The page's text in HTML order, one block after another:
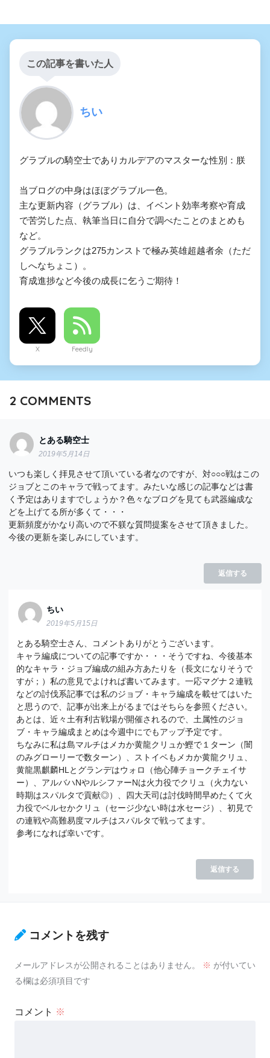
この記事を書いた人
ちい
グラブルの騎空士でありカルデアのマスターな性別：朕
当ブログの中身はほぼグラブル一色。
主な更新内容（グラブル）は、イベント効率考察や育成
で苦労した点、執筆当日に自分で調べたことのまとめも
など。
グラブルランクは275カンストで極み英雄超越者余（ただ
しへなちょこ）。
育成進捗など今後の成長に乞うご期待！
X Feedly
2 COMMENTS
とある騎空士
2019年5月14日
いつも楽しく拝見させて頂いている者なのですが、対○○○戦はこの
ジョブとこのキャラで戦ってます。みたいな感じの記事などは書
く予定はありますでしょうか？色々なブログを見ても武器編成な
どを上げてる所が多くて・・・
更新頻度がかなり高いので不躾な質問提案をさせて頂きました。
今後の更新を楽しみにしています。
返信する
ちい
2019年5月15日
とある騎空士さん、コメントありがとうございます。
キャラ編成についての記事ですか・・・そうですね、今後基本
的なキャラ・ジョブ編成の組み方あたりを（長文になりそうで
すが；）私の意見でよければ書いてみます。一応マグナ２連戦
などの討伐系記事では私のジョブ・キャラ編成を載せてはいた
と思うので、記事が出来上がるまではそちらを参照ください。
あとは、近々土有利古戦場が開催されるので、土属性のジョ
ブ・キャラ編成まとめは今週中にでもアップ予定です。
ちなみに私は島マルチはメカか黄龍クリュか鰹で１ターン（闇
のみグローリーで数ターン）、ストイベもメカか黄龍クリュ、
黄龍黒麒麟HLとグランデはウォロ（他心陣チョークチェイサ
ー）、アルバハNやルシファーNは火力役でクリュ（火力ない
時期はスパルタで貢献◎）、四大天司は討伐時間早めたくて火
力役でベルセかクリュ（セージ少ない時は水セージ）、初見で
の連戦や高難易度マルチはスパルタで戦ってます。
参考になれば幸いです。
返信する
コメントを残す
メールアドレスが公開されることはありません。 ※ が付いてい
る欄は必須項目です
コメント ※